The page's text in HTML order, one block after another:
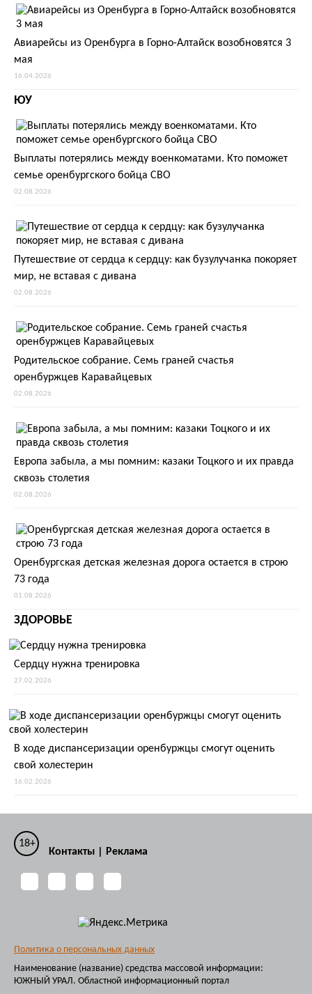
Авиарейсы из Оренбурга в Горно-Алтайск возобновятся 3
мая
16.04.2026
ЮУ
Выплаты потерялись между военкоматами. Кто поможет
семье оренбургского бойца СВО
02.08.2026
Путешествие от сердца к сердцу: как бузулучанка покоряет
мир, не вставая с дивана
02.08.2026
Родительское собрание. Семь граней счастья
оренбуржцев Каравайцевых
02.08.2026
Европа забыла, а мы помним: казаки Тоцкого и их правда
сквозь столетия
02.08.2026
Оренбургская детская железная дорога остается в строю
73 года
01.08.2026
ЗДОРОВЬЕ
Сердцу нужна тренировка
27.02.2026
В ходе диспансеризации оренбуржцы смогут оценить
свой холестерин
16.02.2026
18+
Контакты Реклама
Политика о персональных данных
Наименование (название) средства массовой информации:
ЮЖНЫЙ УРАЛ. Областной информационный портал